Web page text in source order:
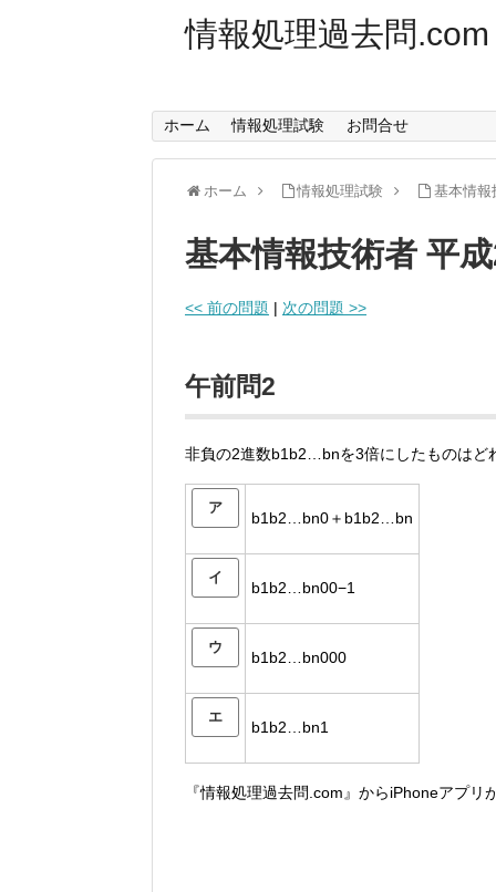
情報処理過去問.com
ホーム 情報処理試験 お問合せ
ホーム 情報処理試験 基本情報
基本情報技術者 平
<< 前の問題 | 次の問題 >>
午前問2
非負の2進数b1b2…bnを3倍にしたものはど
ア
b1b2…bn0＋b1b2…bn
イ
b1b2…bn00−1
ウ
b1b2…bn000
エ
b1b2…bn1
『情報処理過去問.com』からiPhoneアプリ